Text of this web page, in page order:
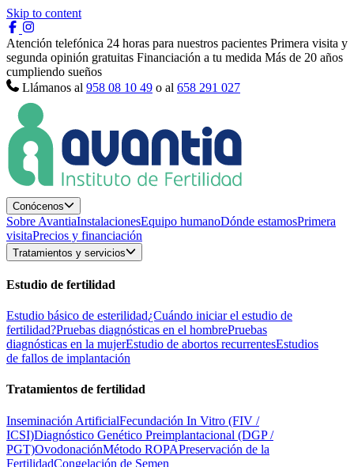
Skip to content
Atención telefónica 24 horas para nuestros pacientes Primera visita y
segunda opinión gratuitas Financiación a tu medida Más de 20 años
cumpliendo sueños
Llámanos al 958 08 10 49 o al 658 291 027
Conócenos
Sobre AvantiaInstalacionesEquipo humanoDónde estamosPrimera
visitaPrecios y financiación
Tratamientos y servicios
Estudio de fertilidad
Estudio básico de esterilidad¿Cuándo iniciar el estudio de
fertilidad?Pruebas diagnósticas en el hombrePruebas
diagnósticas en la mujerEstudio de abortos recurrentesEstudios
de fallos de implantación
Tratamientos de fertilidad
Inseminación ArtificialFecundación In Vitro (FIV /
ICSI)Diagnóstico Genético Preimplantacional (DGP /
PGT)OvodonaciónMétodo ROPAPreservación de la
FertilidadCongelación de Semen